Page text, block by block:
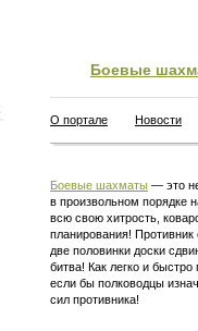
Боевые
О портале Новости
Боевые шахматы — это
в произвольном порядке
всю свою хитрость,
планирования!
две половинки доски
битва! Как легко и
если бы полководцы
сил противника!